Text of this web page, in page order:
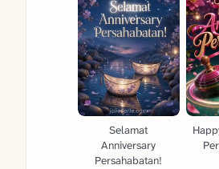
Selamat
Anniversary
Persahabatan!